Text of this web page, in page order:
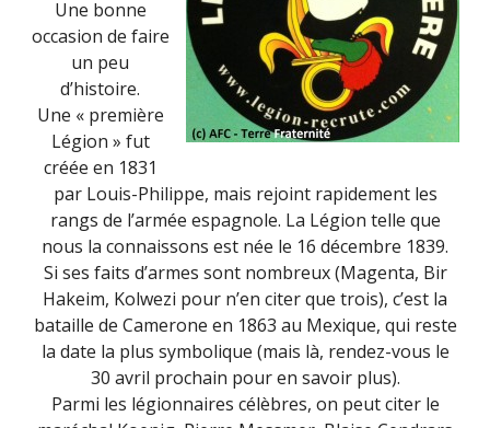
Une bonne
occasion de faire
un peu
d’histoire.
Une « première
Légion » fut
créée en 1831
par Louis-Philippe, mais rejoint rapidement les
rangs de l’armée espagnole. La Légion telle que
nous la connaissons est née le 16 décembre 1839.
Si ses faits d’armes sont nombreux (Magenta, Bir
Hakeim, Kolwezi pour n’en citer que trois), c’est la
bataille de Camerone en 1863 au Mexique, qui reste
la date la plus symbolique (mais là, rendez-vous le
30 avril prochain pour en savoir plus).
Parmi les légionnaires célèbres, on peut citer le